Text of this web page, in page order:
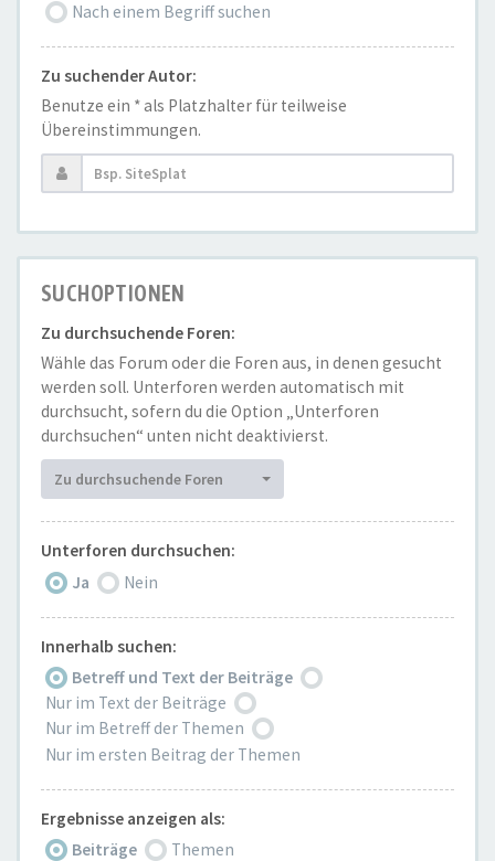
Nach einem Begriff suchen
Zu suchender Autor:
Benutze ein * als Platzhalter für teilweise
Übereinstimmungen.
SUCHOPTIONEN
Zu durchsuchende Foren:
Wähle das Forum oder die Foren aus, in denen gesucht
werden soll. Unterforen werden automatisch mit
durchsucht, sofern du die Option „Unterforen
durchsuchen“ unten nicht deaktivierst.
Zu durchsuchende Foren
Unterforen durchsuchen:
Ja
Nein
Innerhalb suchen:
Betreff und Text der Beiträge
Nur im Text der Beiträge
Nur im Betreff der Themen
Nur im ersten Beitrag der Themen
Ergebnisse anzeigen als:
Beiträge
Themen